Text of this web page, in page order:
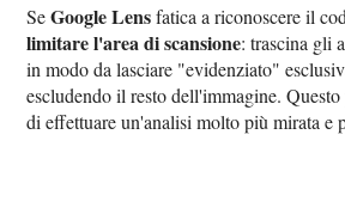
SeGoogle Lensfatica a riconoscere il
limitare l'area di scansione: trascina gli
in modo da lasciare "evidenziato"
escludendo il resto dell'immagine. Questo
di effettuare un'analisi molto più mirata e